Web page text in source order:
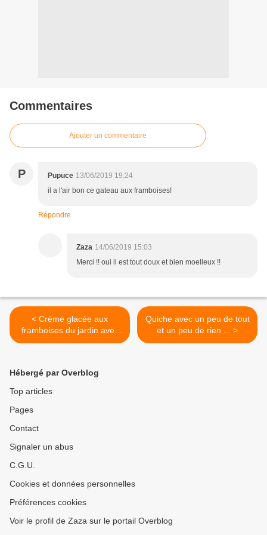
Commentaires
Ajouter un commentaire
P Pupuce 13/06/2019 19:24
il a l'air bon ce gateau aux framboises!
Répondre
Zaza 14/06/2019 15:03
Merci !! oui il est tout doux et bien moelleux !!
< Crème glacée aux
framboises du jardin avec
seulement 3 ingrédients et
Quiche avec un peu de tout
et un peu de rien ... >
Hébergé par Overblog
Top articles
Pages
Contact
Signaler un abus
C.G.U.
Cookies et données personnelles
Préférences cookies
Voir le profil de Zaza sur le portail Overblog